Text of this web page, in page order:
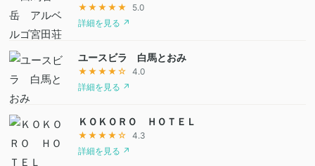
★★★★★
5.0
詳細を見る ↗
ユースビラ 白馬とおみ
★★★★☆
4.0
詳細を見る ↗
ＫＯＫＯＲＯ ＨＯＴＥＬ
★★★★☆
4.3
詳細を見る ↗